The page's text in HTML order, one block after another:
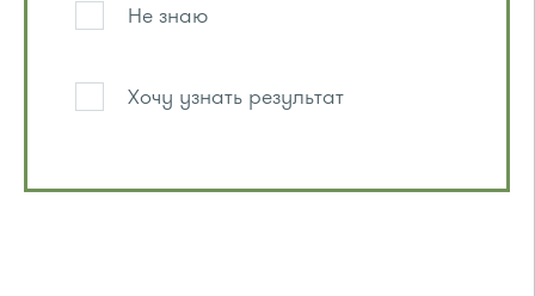
Не знаю
Хочу узнать результат